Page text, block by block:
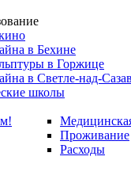
в Бехине
в Горжице
в Светле-над-
школы
Проживание
Расходы